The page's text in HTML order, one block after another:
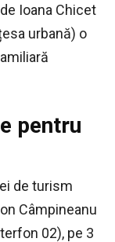
Ioana Chicet
urbană) o
pentru
de turism
Câmpineanu
02), pe 3